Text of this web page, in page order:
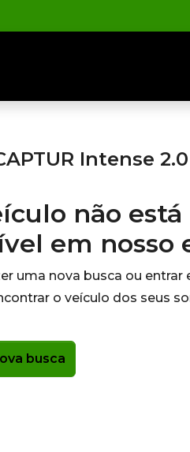
Intense
não
em nosso
uma nova busca ou
o veículo dos seus
busca